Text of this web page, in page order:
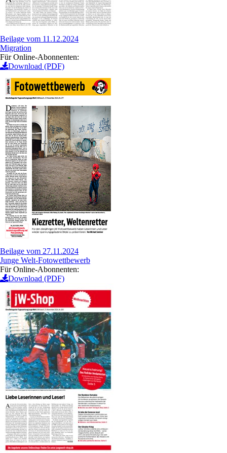
Beilage vom 11.12.2024
Migration
Für Online-Abonnenten:
Download (PDF)
Beilage vom 27.11.2024
Junge Welt-Fotowettbewerb
Für Online-Abonnenten:
Download (PDF)